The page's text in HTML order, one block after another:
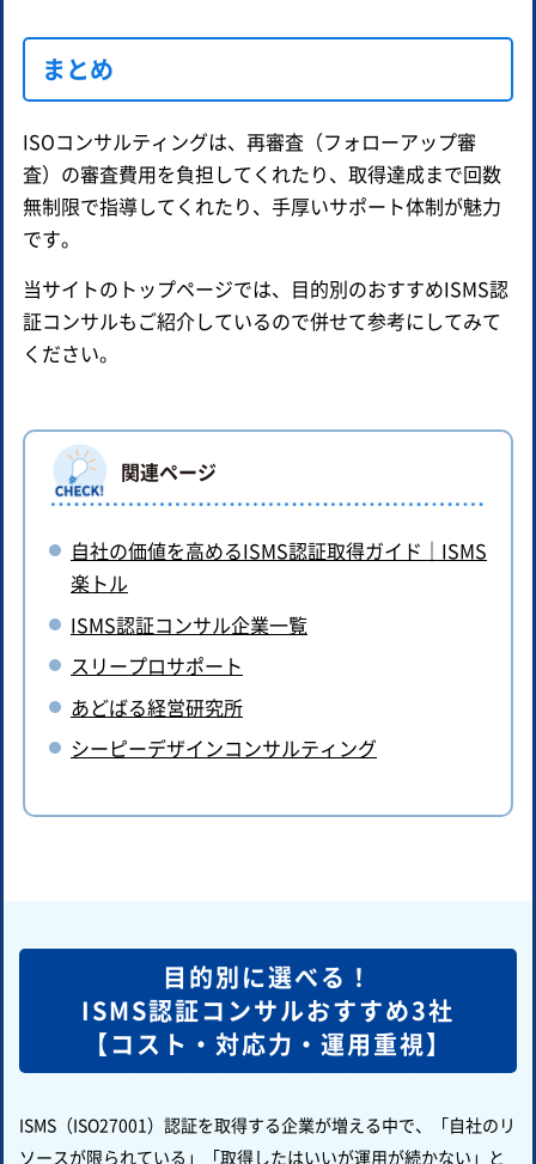
まとめ
ISOコンサルティングは、再審査（フォローアップ審
査）の審査費用を負担してくれたり、取得達成まで回数
無制限で指導してくれたり、手厚いサポート体制が魅力
です。
当サイトのトップページでは、目的別のおすすめISMS認
証コンサルもご紹介しているので併せて参考にしてみて
ください。
関連ページ
自社の価値を高めるISMS認証取得ガイド｜ISMS
楽トル
ISMS認証コンサル企業一覧
スリープロサポート
あどばる経営研究所
シーピーデザインコンサルティング
目的別に選べる！
ISMS認証コンサルおすすめ3社
【コスト・対応力・運用重視】
ISMS（ISO27001）認証を取得する企業が増える中で、「自社のリ
ソースが限られている」「取得したはいいが運用が続かない」と